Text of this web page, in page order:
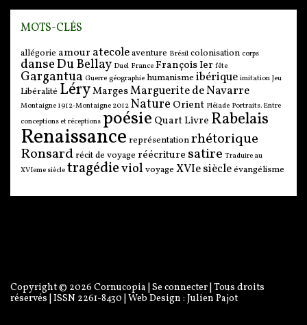
MOTS-CLÉS
allégorie amour atecoleaventure Brésil colonisation corps
danseDu Bellay Duel France François Ier fête
Gargantua Guerre géographie humanisme ibérique imitation Jeu
Libéralité LéryMargesMarguerite de Navarre
Montaigne 1912-Montaigne 2012 Nature Orient Pléiade Portraits. Entre
conceptions et réceptions poésie Quart Livre Rabelais
Renaissance représentationrhétorique
Ronsardrécit de voyage réécriture satire Traduire au
XVIeme siècle tragédieviol voyage XVIe siècleévangélisme
Copyright © 2026 Cornucopia Se connecter | Tous droits
réservés | ISSN 2261-8430 | Web Design : Julien Pajot